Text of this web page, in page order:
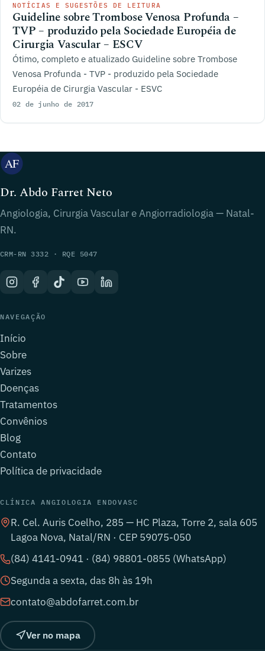
NOTÍCIAS E SUGESTÕES DE LEITURA
Guideline sobre Trombose Venosa Profunda –
TVP – produzido pela Sociedade Européia de
Cirurgia Vascular – ESCV
Ótimo, completo e atualizado Guideline sobre Trombose
Venosa Profunda - TVP - produzido pela Sociedade
Européia de Cirurgia Vascular - ESVC
02 de junho de 2017
Dr. Abdo Farret Neto
Angiologia, Cirurgia Vascular e Angiorradiologia — Natal-
RN.
CRM-RN 3332 · RQE 5047
NAVEGAÇÃO
Início
Sobre
Varizes
Doenças
Tratamentos
Convênios
Blog
Contato
Política de privacidade
CLÍNICA ANGIOLOGIA ENDOVASC
R. Cel. Auris Coelho, 285 — HC Plaza, Torre 2, sala 605
Lagoa Nova, Natal/RN · CEP 59075-050
(84) 4141-0941 · (84) 98801-0855 (WhatsApp)
Segunda a sexta, das 8h às 19h
contato@abdofarret.com.br
Ver no mapa